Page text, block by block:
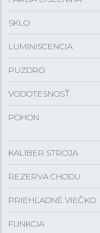
SKLO
LUMINISCENCIA
PUZDRO
VODOTESNOSŤ
POHON
KALIBER STROJA
REZERVA CHODU
PRIEHĽADNÉ VIEČKO
FUNKCIA